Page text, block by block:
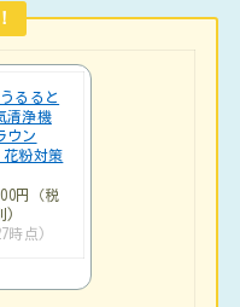
るると
清浄機
ウン
花粉対策
円（税
)
時点)